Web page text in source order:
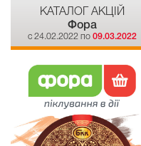
КАТАЛОГ АКЦІЙ
Фора
c 24.02.2022 по 09.03.2022